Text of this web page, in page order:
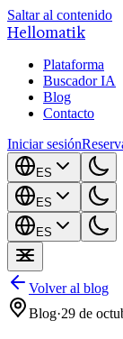
Saltar al contenido
Hellomatik
Plataforma
Buscador IA
Blog
Contacto
Iniciar sesión
ES
ES
ES
Volver al blog
Blog·29 de